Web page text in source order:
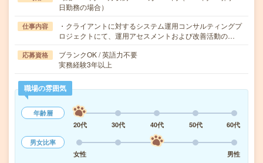
日勤務の場合）
仕事内容
・クライアントに対するシステム運用コンサルティングプ
ロジェクトにて、運用アセスメントおよび改善活動の…
応募資格
ブランクOK / 英語力不要
実務経験3年以上
職場の雰囲気
年齢層
20代
30代 40代 50代
60代
男女比率
女性
男性